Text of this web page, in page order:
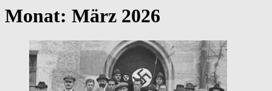
Monat: März 2026